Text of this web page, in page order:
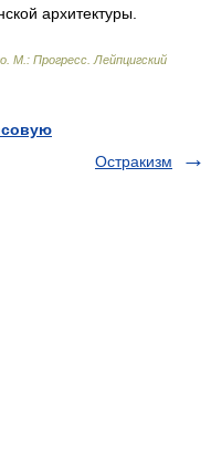
архитектуры.
М.: Прогресс Лейпцигский
Остракизм